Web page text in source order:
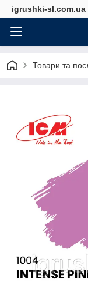
igrushki-sl.com.ua
Товари та